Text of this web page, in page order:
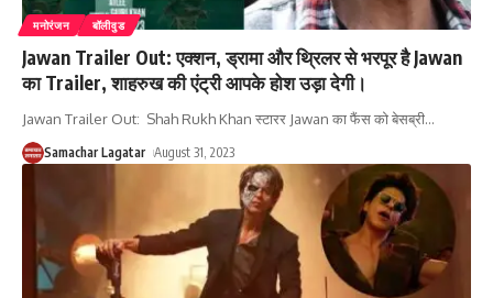
मनोरंजन बॉलीवुड
Jawan Trailer Out: एक्शन, ड्रामा और थ्रिलर से भरपूर है Jawan
का Trailer, शाहरुख की एंट्री आपके होश उड़ा देगी।
Jawan Trailer Out: Shah Rukh Khan स्टारर Jawan का फैंस को बेसब्री…
Samachar Lagatar August 31, 2023